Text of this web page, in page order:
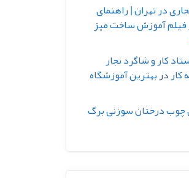
در تهران | راهنمای
فیلم آموزش ساخت میز
کار و شاگرد نجار
کاردربهترین آموزشگاه
چوب درختان سوزنی برگ